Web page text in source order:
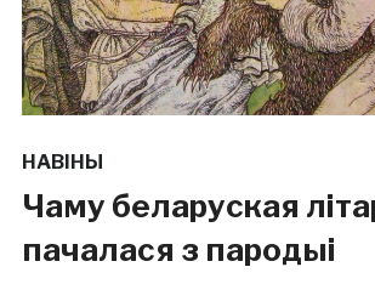
НАВІНЫ
Чаму беларуская
пачалася з пародыі